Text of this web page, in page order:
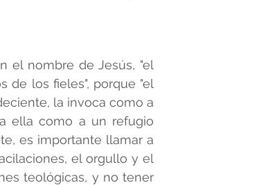
el nombre de Jesús, "el
de los fieles", porque "el
la invoca como a
ella como a un refugio
es importante llamar a
el orgullo y el
teológicas, y no tener